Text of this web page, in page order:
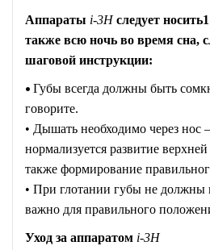
Аппараты i-3Hследует
также всю ночь во время сна,
шаговой инструкции:
• Губы всегда должны быть
говорите.
• Дышать необходимо через нос
нормализуется развитие
также формирование
• При глотании губы не должны
важно для правильного
Уход за аппаратом i-3H